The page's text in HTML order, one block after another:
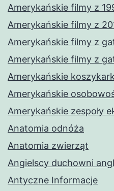
Amerykańskie filmy z
Amerykańskie filmy z
Amerykańskie filmy z
Amerykańskie filmy z
Amerykańskie
Amerykańskie
Amerykańskie zespoły
Anatomia odnóża
Anatomia zwierząt
Angielscy duchowni
Antyczne Informacje